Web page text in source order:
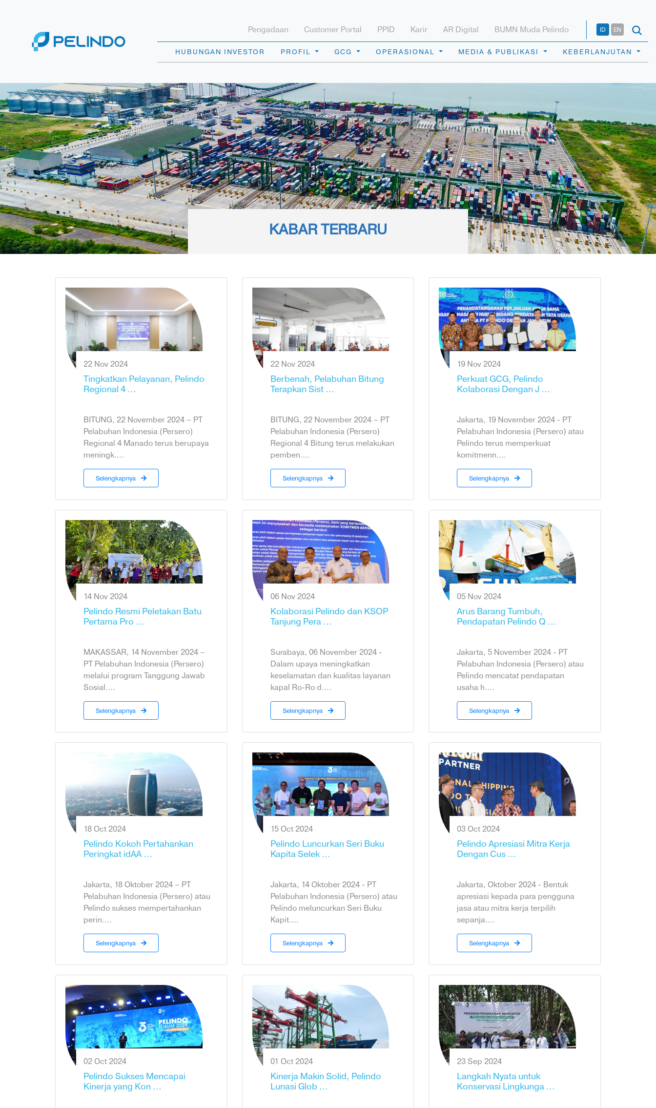
Pengadaan Customer Portal PPID Karir AR Digital BUMN Muda Pelindo ID EN
HUBUNGAN INVESTOR PROFIL GCG OPERASIONAL MEDIA & PUBLIKASI KEBERLANJUTAN
KABAR TERBARU
22 Nov 2024
Tingkatkan Pelayanan, Pelindo
Regional 4 ...
BITUNG, 22 November 2024 – PT
Pelabuhan Indonesia (Persero)
Regional 4 Manado terus berupaya
meningk....
Selengkapnya
22 Nov 2024
Berbenah, Pelabuhan Bitung
Terapkan Sist ...
BITUNG, 22 November 2024 – PT
Pelabuhan Indonesia (Persero)
Regional 4 Bitung terus melakukan
pemben....
Selengkapnya
19 Nov 2024
Perkuat GCG, Pelindo
Kolaborasi Dengan J ...
Jakarta, 19 November 2024 - PT
Pelabuhan Indonesia (Persero) atau
Pelindo terus memperkuat
komitmenn....
Selengkapnya
14 Nov 2024
Pelindo Resmi Peletakan Batu
Pertama Pro ...
MAKASSAR, 14 November 2024 –
PT Pelabuhan Indonesia (Persero)
melalui program Tanggung Jawab
Sosial....
Selengkapnya
06 Nov 2024
Kolaborasi Pelindo dan KSOP
Tanjung Pera ...
Surabaya, 06 November 2024 -
Dalam upaya meningkatkan
keselamatan dan kualitas layanan
kapal Ro-Ro d....
Selengkapnya
05 Nov 2024
Arus Barang Tumbuh,
Pendapatan Pelindo Q ...
Jakarta, 5 November 2024 - PT
Pelabuhan Indonesia (Persero) atau
Pelindo mencatat pendapatan
usaha h....
Selengkapnya
18 Oct 2024
Pelindo Kokoh Pertahankan
Peringkat idAA ...
Jakarta, 18 Oktober 2024 – PT
Pelabuhan Indonesia (Persero) atau
Pelindo sukses mempertahankan
perin....
Selengkapnya
15 Oct 2024
Pelindo Luncurkan Seri Buku
Kapita Selek ...
Jakarta, 14 Oktober 2024 - PT
Pelabuhan Indonesia (Persero) atau
Pelindo meluncurkan Seri Buku
Kapit....
Selengkapnya
03 Oct 2024
Pelindo Apresiasi Mitra Kerja
Dengan Cus ...
Jakarta, Oktober 2024 - Bentuk
apresiasi kepada para pengguna
jasa atau mitra kerja terpilih
sepanja....
Selengkapnya
02 Oct 2024
Pelindo Sukses Mencapai
Kinerja yang Kon ...
01 Oct 2024
Kinerja Makin Solid, Pelindo
Lunasi Glob ...
23 Sep 2024
Langkah Nyata untuk
Konservasi Lingkunga ...